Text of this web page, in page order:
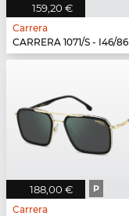
159,20 €
Carrera
CARRERA 1071/S - I46/86
188,00 € P
Carrera